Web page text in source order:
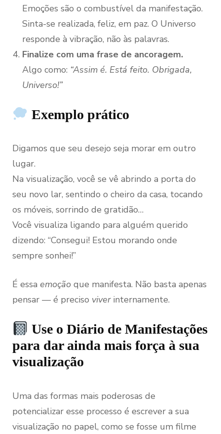
Emoções são o combustível da manifestação.
Sinta-se realizada, feliz, em paz. O Universo
responde à vibração, não às palavras.
Finalize com uma frase de ancoragem.
Algo como: “Assim é. Está feito. Obrigada,
Universo!”
Exemplo prático
Digamos que seu desejo seja morar em outro
lugar.
Na visualização, você se vê abrindo a porta do
seu novo lar, sentindo o cheiro da casa, tocando
os móveis, sorrindo de gratidão…
Você visualiza ligando para alguém querido
dizendo: “Consegui! Estou morando onde
sempre sonhei!”
É essa emoção que manifesta. Não basta apenas
pensar — é preciso viverinternamente.
Use o Diário de Manifestações
para dar ainda mais força à sua
visualização
Uma das formas mais poderosas de
potencializar esse processo é escrever a sua
visualização no papel, como se fosse um filme